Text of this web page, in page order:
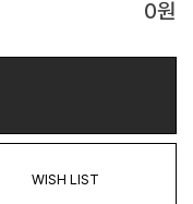
0원
WISH LIST